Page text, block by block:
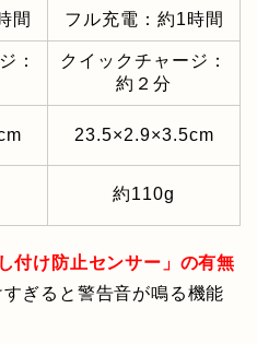
間 フル充電：約1時間
：
クイックチャージ：
約２分
23.5×2.9×3.5cm
約110g
付け防止センサー」 の有無
ぎると警告音が鳴る機能